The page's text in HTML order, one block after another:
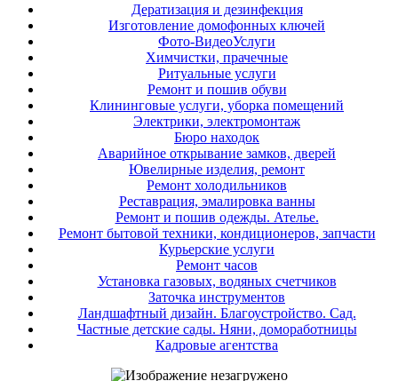
Дератизация и дезинфекция
Изготовление домофонных ключей
Фото-ВидеоУслуги
Химчистки, прачечные
Ритуальные услуги
Ремонт и пошив обуви
Клининговые услуги, уборка помещений
Электрики, электромонтаж
Бюро находок
Аварийное открывание замков, дверей
Ювелирные изделия, ремонт
Ремонт холодильников
Реставрация, эмалировка ванны
Ремонт и пошив одежды. Ателье.
Ремонт бытовой техники, кондиционеров, запчасти
Курьерские услуги
Ремонт часов
Установка газовых, водяных счетчиков
Заточка инструментов
Ландшафтный дизайн. Благоустройство. Сад.
Частные детские сады. Няни, домоработницы
Кадровые агентства